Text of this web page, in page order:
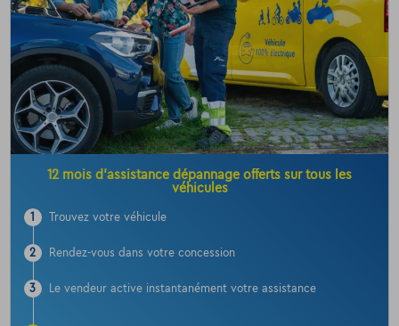
12 mois d’assistance dépannage offerts sur tous les
véhicules
1 Trouvez votre véhicule
2 Rendez-vous dans votre concession
3 Le vendeur active instantanément votre assistance